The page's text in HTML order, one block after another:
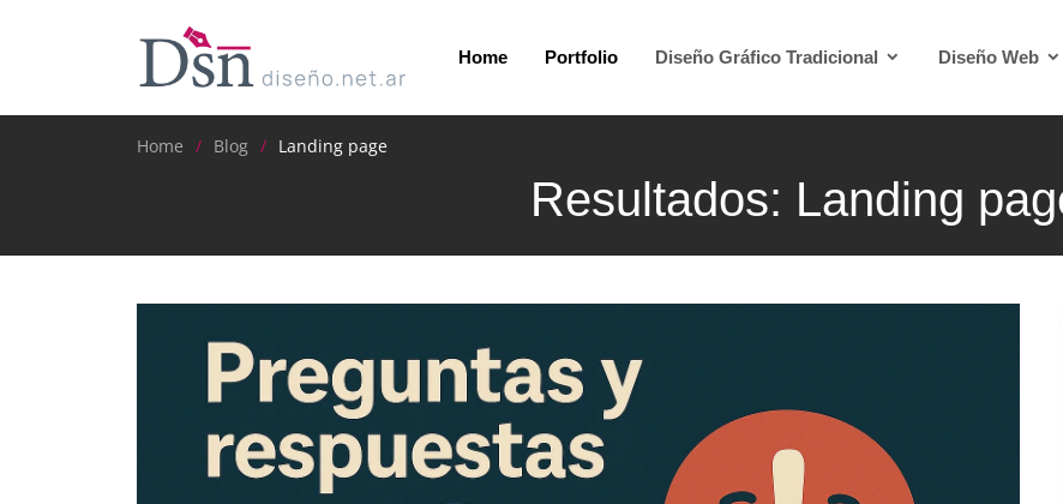
Home Portfolio Diseño Gráfico Tradicional Diseño Web
Home Blog Landing page
Resultados: Landing